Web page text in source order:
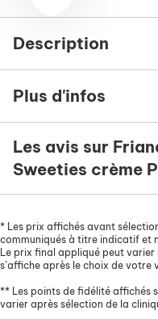
Description
Plus d'infos
Les avis sur
Sweeties crème
* Les prix affichés avant
communiqués à titre indicatif et
Le prix final appliqué peut
s’affiche après le choix de votre
** Les points de fidélité affichés
varier après sélection de la